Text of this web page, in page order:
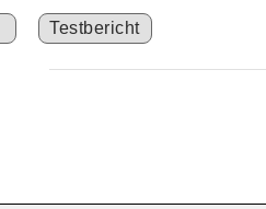
Testbericht